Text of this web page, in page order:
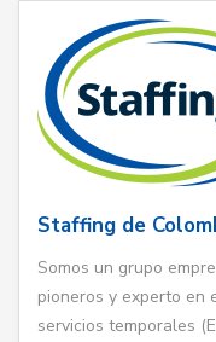
Staffing de
Somos un grupo
pioneros y experto en
servicios temporales